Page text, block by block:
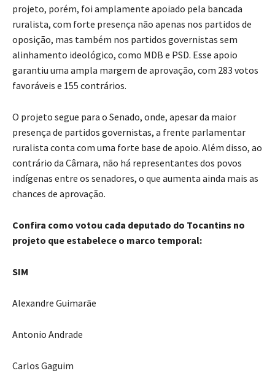
projeto, porém, foi amplamente apoiado pela bancada
ruralista, com forte presença não apenas nos partidos de
oposição, mas também nos partidos governistas sem
alinhamento ideológico, como MDB e PSD. Esse apoio
garantiu uma ampla margem de aprovação, com 283 votos
favoráveis e 155 contrários.
O projeto segue para o Senado, onde, apesar da maior
presença de partidos governistas, a frente parlamentar
ruralista conta com uma forte base de apoio. Além disso, ao
contrário da Câmara, não há representantes dos povos
indígenas entre os senadores, o que aumenta ainda mais as
chances de aprovação.
Confira como votou cada deputado do Tocantins no
projeto que estabelece o marco temporal:
SIM
Alexandre Guimarãe
Antonio Andrade
Carlos Gaguim